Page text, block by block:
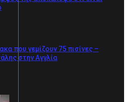
που γεμίζουν 75 πισίνες –
στην Αγγλία